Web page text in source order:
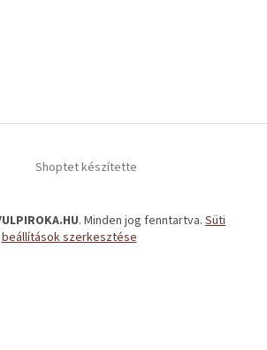
Shoptet készítette
. Minden jog fenntartva. Süti
beállítások szerkesztése